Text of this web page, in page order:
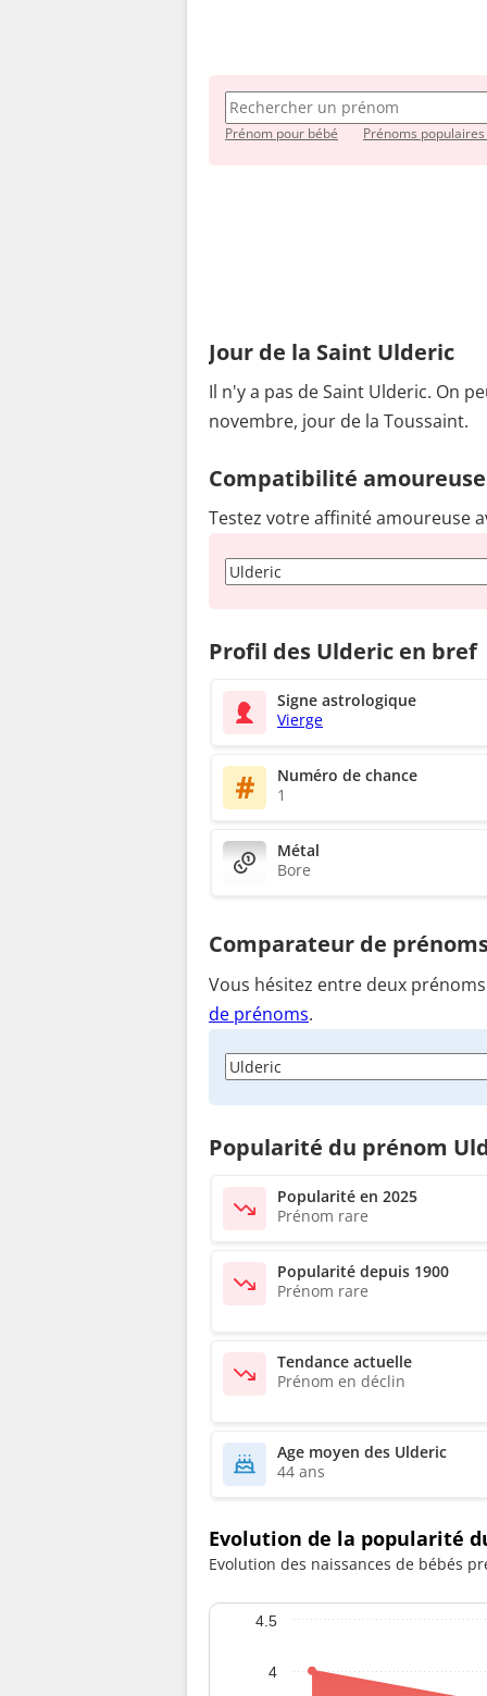
Prénom pour bébé Prénoms
Jour de la Saint Ulderic
Il n'y a pas de Saint Ulderic. On
novembre, jour de la Toussaint.
Compatibilité amoureuse
Testez votre affinité amoureuse
Profil des Ulderic en bref
Signe astrologique
Vierge
Numéro de chance
1
Métal
Bore
Comparateur de
Vous hésitez entre deux
de prénoms.
Popularité du prénom
Popularité en 2025
Prénom rare
Popularité depuis 1900
Prénom rare
Tendance actuelle
Prénom en déclin
Age moyen des Ulderic
44 ans
Evolution de la popularité
Evolution des naissances de bébés
4
4.5